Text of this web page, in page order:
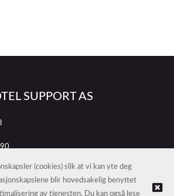
SUPPORT AS
(cookies) slik at vi kan yte deg
blir hovedsakelig benyttet
av tjenesten. Du kan også lese